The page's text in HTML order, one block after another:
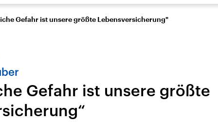
Wissen Kultur Europa
Beiträge,
Nahostkonflikt
Aktuelle Lage und
Gefahr ist unsere größte Lebensversicherung"
Gefahr ist unsere größte